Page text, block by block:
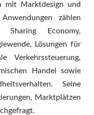
mit Marktdesign und
zählen
Economy,
Lösungen für
Verkehrssteuerung,
Handel sowie
Seine
Marktplätzen